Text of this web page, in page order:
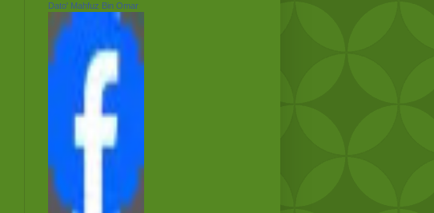
Dato' Mahfuz Bin Omar